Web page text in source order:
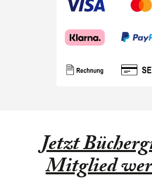
Jetzt
Mitglied